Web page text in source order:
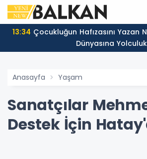
13:34
Dünyasına Yolculuk
Anasayfa Yaşam
Sanatçılar
Destek İçin